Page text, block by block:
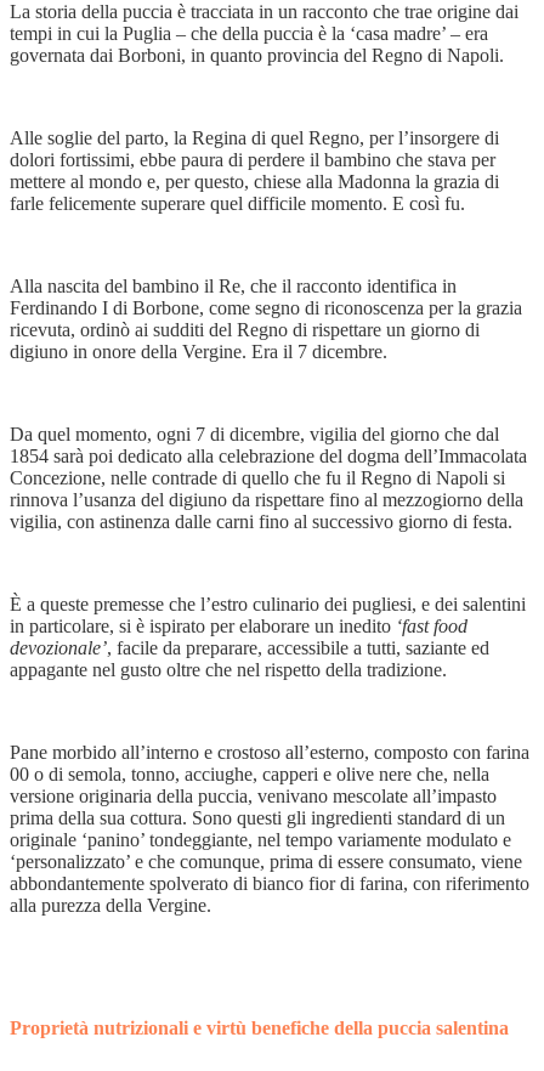
La storia della puccia è tracciata in un racconto che trae origine dai
tempi in cui la Puglia – che della puccia è la ‘casa madre’ – era
governata dai Borboni, in quanto provincia del Regno di Napoli.
Alle soglie del parto, la Regina di quel Regno, per l’insorgere di
dolori fortissimi, ebbe paura di perdere il bambino che stava per
mettere al mondo e, per questo, chiese alla Madonna la grazia di
farle felicemente superare quel difficile momento. E così fu.
Alla nascita del bambino il Re, che il racconto identifica in
Ferdinando I di Borbone, come segno di riconoscenza per la grazia
ricevuta, ordinò ai sudditi del Regno di rispettare un giorno di
digiuno in onore della Vergine. Era il 7 dicembre.
Da quel momento, ogni 7 di dicembre, vigilia del giorno che dal
1854 sarà poi dedicato alla celebrazione del dogma dell’Immacolata
Concezione, nelle contrade di quello che fu il Regno di Napoli si
rinnova l’usanza del digiuno da rispettare fino al mezzogiorno della
vigilia, con astinenza dalle carni fino al successivo giorno di festa.
È a queste premesse che l’estro culinario dei pugliesi, e dei salentini
in particolare, si è ispirato per elaborare un inedito ‘fast food
devozionale’, facile da preparare, accessibile a tutti, saziante ed
appagante nel gusto oltre che nel rispetto della tradizione.
Pane morbido all’interno e crostoso all’esterno, composto con farina
00 o di semola, tonno, acciughe, capperi e olive nere che, nella
versione originaria della puccia, venivano mescolate all’impasto
prima della sua cottura. Sono questi gli ingredienti standard di un
originale ‘panino’ tondeggiante, nel tempo variamente modulato e
‘personalizzato’ e che comunque, prima di essere consumato, viene
abbondantemente spolverato di bianco fior di farina, con riferimento
alla purezza della Vergine.
Proprietà nutrizionali e virtù benefiche della puccia salentina